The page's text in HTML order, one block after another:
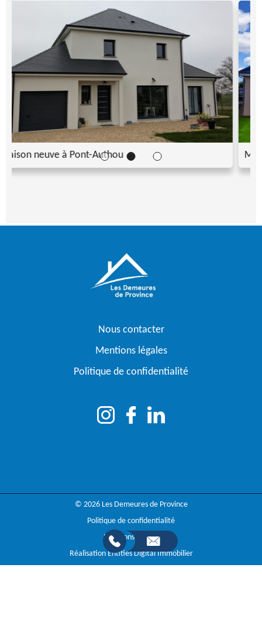
Maison neuve à Amfreville-la-Campagne
Nous contacter
Mentions légales
Politique de confidentialité
© 2026 Les Demeures de Province
Politique de confidentialité
Mentions légales
Réalisation Entities Digital Immobilier